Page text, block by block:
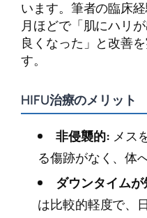
います。筆者の臨床
月ほどで「肌にハリ
良くなった」と改善
す。
HIFU治療のメリット
非侵襲的: メス
る傷跡がなく、体
ダウンタイムが
は比較的軽度で、